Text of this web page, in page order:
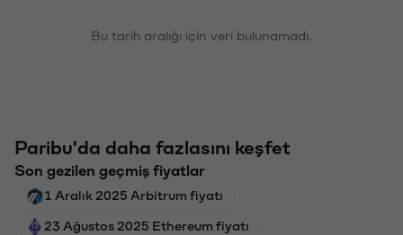
Bu tarih aralığı için veri bulunamadı.
Paribu'da daha fazlasını keşfet
Son gezilen geçmiş fiyatlar
1 Aralık 2025 Arbitrum fiyatı
23 Ağustos 2025 Ethereum fiyatı